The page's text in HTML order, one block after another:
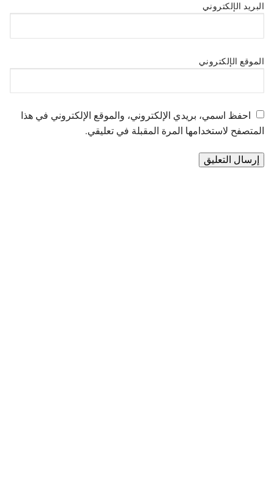
البريد الإلكتروني
الموقع الإلكتروني
احفظ اسمي، بريدي الإلكتروني، والموقع الإلكتروني في هذا
المتصفح لاستخدامها المرة المقبلة في تعليقي.